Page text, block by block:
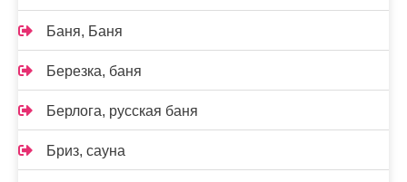
Баня, Баня
Березка, баня
Берлога, русская баня
Бриз, сауна